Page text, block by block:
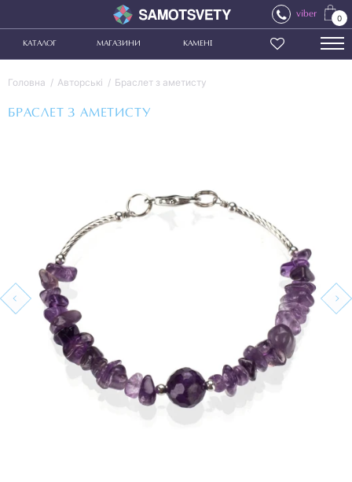
viber 0
КАТАЛОГ МАГАЗИНИ КАМЕНІ
Головна Авторські Браслет з аметисту
БРАСЛЕТ З АМЕТИСТУ